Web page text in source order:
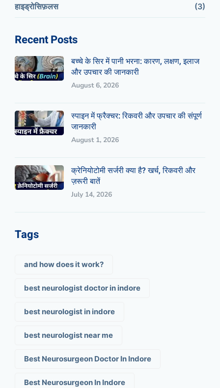
हाइड्रोसिफ़लस (3)
Recent Posts
बच्चे के सिर में पानी भरना: कारण, लक्षण, इलाज
और उपचार की जानकारी
August 6, 2026
स्पाइन में फ्रैक्चर: रिकवरी और उपचार की संपूर्ण
जानकारी
August 1, 2026
क्रेनियोटोमी सर्जरी क्या है? खर्च, रिकवरी और
ज़रूरी बातें
July 14, 2026
Tags
and how does it work?
best neurologist doctor in indore
best neurologist in indore
best neurologist near me
Best Neurosurgeon Doctor In Indore
Best Neurosurgeon In Indore